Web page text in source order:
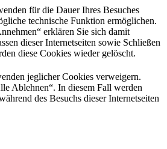
für die Dauer Ihres Besuches
technische Funktion ermöglichen.
erklären Sie sich damit
dieser Internetseiten sowie Schließen
diese Cookies wieder gelöscht.
jeglicher Cookies verweigern.
Ablehnen“. In diesem Fall werden
des Besuchs dieser Internetseiten